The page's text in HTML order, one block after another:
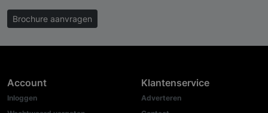
Brochure aanvragen
Account
Inloggen
Klantenservice
Adverteren